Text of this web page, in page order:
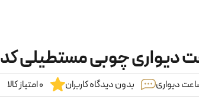
دیواری چوبی مستطیلی کد ۵۲۶۰
دیواری بدون دیدگاه کاربران 0 امتیاز کالا